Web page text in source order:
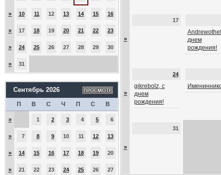
» 10 11 12 13 14 15 16
» 17 18 19 20 21 22 23
» 24 25 26 27 28 29 30
» 31
Сентябрь 2026
П В С Ч П С В
» 1 2 3 4 5 6
» 7 8 9 10 11 12 13
» 14 15 16 17 18 19 20
» 21 22 23 24 25 26 27
»
17
днем
рождения!
»
24
gikrebolz, с
днем
рождения!
»
31